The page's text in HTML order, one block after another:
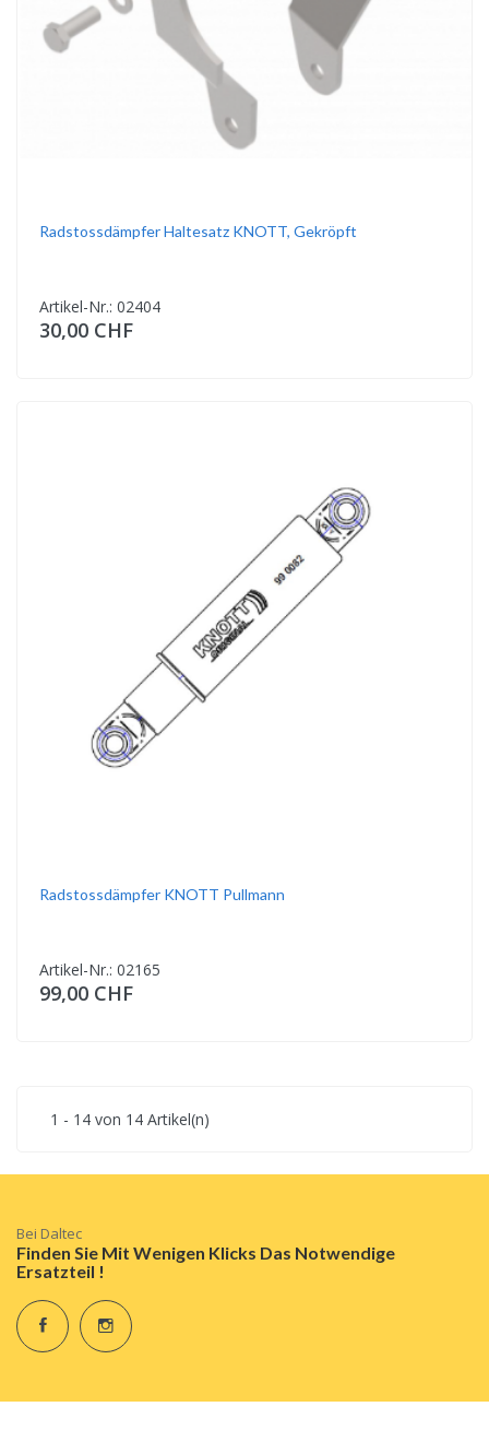
Radstossdämpfer Haltesatz KNOTT, Gekröpft
Artikel-Nr.: 02404
30,00 CHF
Radstossdämpfer KNOTT Pullmann
Artikel-Nr.: 02165
99,00 CHF
1 - 14 von 14 Artikel(n)
Bei Daltec
Finden Sie Mit Wenigen Klicks Das Notwendige
Ersatzteil !